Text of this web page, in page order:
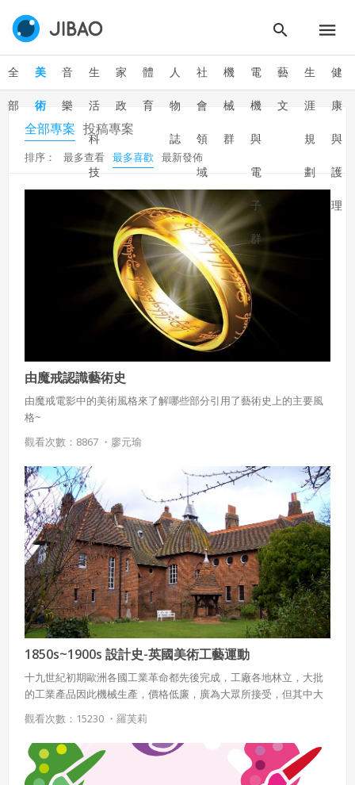
全
部
美
術
音
樂
生
活
科
技
家
政
體
育
人
物
誌
社
會
領
域
機
械
群
電
機
與
電
子
群
藝
文
生
涯
規
劃
健
康
與
護
理
全部專案 投稿專案
排序： 最多查看 最多喜歡 最新發佈
由魔戒認識藝術史
由魔戒電影中的美術風格來了解哪些部分引用了藝術史上的主要風
格~
觀看次數：8867 ・ 廖元瑜
1850s~1900s 設計史-英國美術工藝運動
十九世紀初期歐洲各國工業革命都先後完成，工廠各地林立，大批
的工業產品因此機械生產，價格低廉，廣為大眾所接受，但其中大
部分都是設計不良的機械製品和維多利亞時期的繁瑣裝飾。因機械
生產，價格低廉，廣為大眾所接受，但其中大部分都是設計不良的
機械製品；對於講求精良設計手工藝自然首當其衝，飽受威脅。
故，普金認為只有回歸到哥德式藝術和建築才能治癒19世紀的詬
病。並強調手工藝，以及運用裝飾形式、質量時的重要性，認為好
觀看次數：15230 ・ 羅芙莉